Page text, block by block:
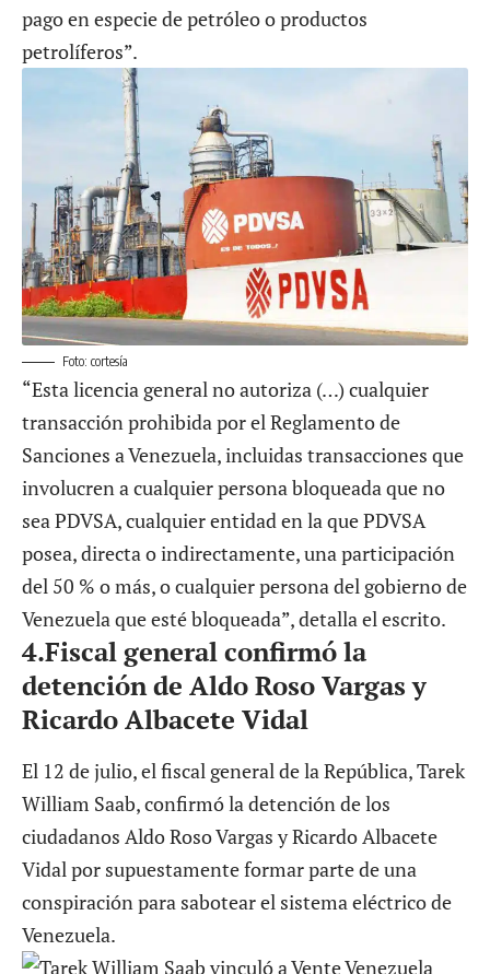
pago en especie de petróleo o productos
petrolíferos”.
Foto: cortesía
“Esta licencia general no autoriza (…) cualquier
transacción prohibida por el Reglamento de
Sanciones a Venezuela, incluidas transacciones que
involucren a cualquier persona bloqueada que no
sea PDVSA, cualquier entidad en la que PDVSA
posea, directa o indirectamente, una participación
del 50 % o más, o cualquier persona del gobierno de
Venezuela que esté bloqueada”, detalla el escrito.
4.Fiscal general confirmó la
detención de Aldo Roso Vargas y
Ricardo Albacete Vidal
El 12 de julio, el fiscal general de la República, Tarek
William Saab, confirmó la detención de los
ciudadanos Aldo Roso Vargas y Ricardo Albacete
Vidal por supuestamente formar parte de una
conspiración para sabotear el sistema eléctrico de
Venezuela.